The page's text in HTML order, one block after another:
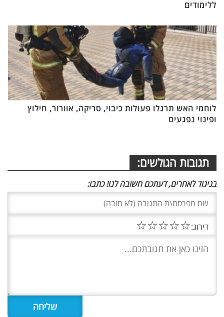
ללימודים
לוחמי האש תרגלו פעולות כיבוי, סריקה, אוורור, חילוץ
ופינוי נפגעים
תגובות הגולשים:
בניגוד לאחרים, דעתכם חשובה לנו! כתבו:
דירוג:☆
☆
☆
☆
☆